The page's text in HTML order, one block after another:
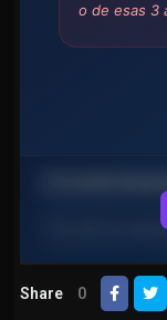
o de esas 3
Share 0